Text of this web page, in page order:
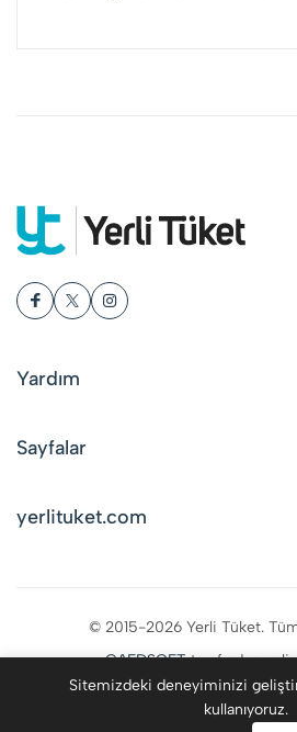
Yardım
Sayfalar
yerlituket.com
© 2015-2026 Yerli Tüket. Tüm
CAFDSOFTtarafından
Sitemizdeki deneyiminizi
kullanıyoruz.